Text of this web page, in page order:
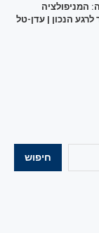
חיפוש
המניפולציה
הנכון | עדן-טל